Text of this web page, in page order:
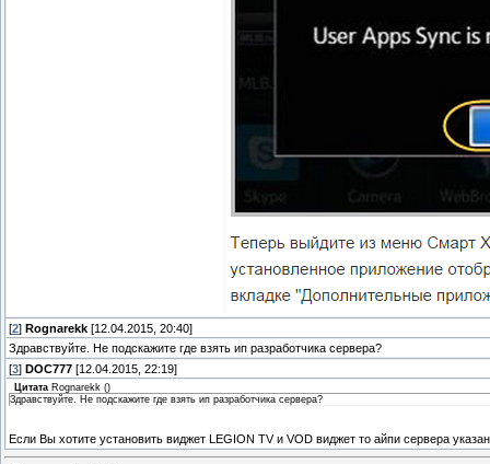
[2] Rognarekk [12.04.2015, 20:40]
Здравствуйте. Не подскажите где взять ип разработчика сервера?
[3] DOC777 [12.04.2015, 22:19]
Цитата Rognarekk ()
Здравствуйте. Не подскажите где взять ип разработчика сервера?
Если Вы хотите установить виджет LEGION ТV и VOD виджет то айпи сервера